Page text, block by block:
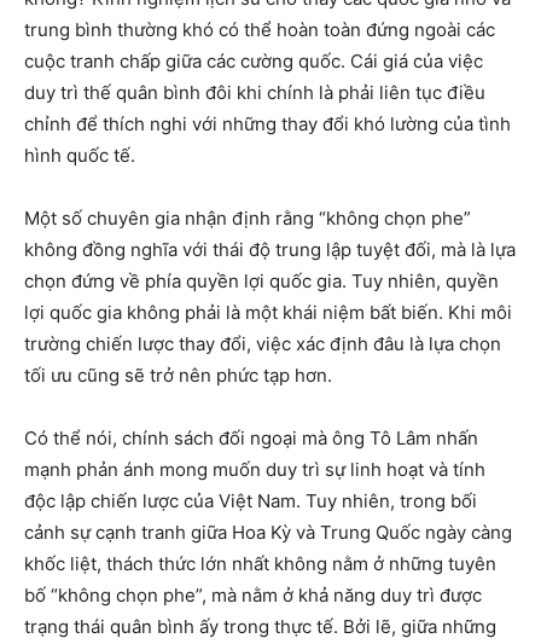
trung bình thường khó có thể hoàn toàn đứng ngoài các
cuộc tranh chấp giữa các cường quốc. Cái giá của việc
duy trì thế quân bình đôi khi chính là phải liên tục điều
chỉnh để thích nghi với những thay đổi khó lường của tình
hình quốc tế.
Một số chuyên gia nhận định rằng “không chọn phe”
không đồng nghĩa với thái độ trung lập tuyệt đối, mà là lựa
chọn đứng về phía quyền lợi quốc gia. Tuy nhiên, quyền
lợi quốc gia không phải là một khái niệm bất biến. Khi môi
trường chiến lược thay đổi, việc xác định đâu là lựa chọn
tối ưu cũng sẽ trở nên phức tạp hơn.
Có thể nói, chính sách đối ngoại mà ông Tô Lâm nhấn
mạnh phản ánh mong muốn duy trì sự linh hoạt và tính
độc lập chiến lược của Việt Nam. Tuy nhiên, trong bối
cảnh sự cạnh tranh giữa Hoa Kỳ và Trung Quốc ngày càng
khốc liệt, thách thức lớn nhất không nằm ở những tuyên
bố “không chọn phe”, mà nằm ở khả năng duy trì được
trạng thái quân bình ấy trong thực tế. Bởi lẽ, giữa những